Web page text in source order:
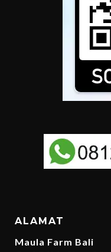
ALAMAT
Maula Farm Bali